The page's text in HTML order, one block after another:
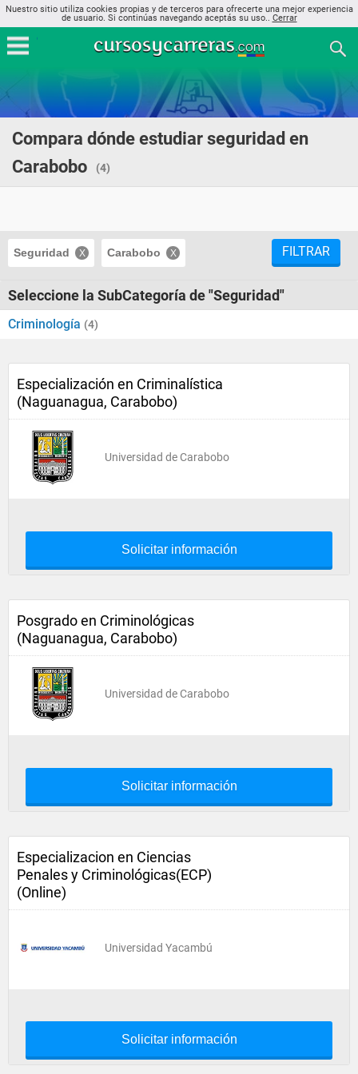
Nuestro sitio utiliza cookies propias y de terceros para ofrecerte una mejor experiencia
de usuario. Si continúas navegando aceptás su uso.. Cerrar
Compara dónde estudiar seguridad en
Carabobo
(4)
Seguridad Carabobo FILTRAR
Seleccione la SubCategoría de "Seguridad"
Criminología (4)
Especialización en Criminalística
(Naguanagua, Carabobo)
Universidad de Carabobo
Solicitar información
Posgrado en Criminológicas
(Naguanagua, Carabobo)
Universidad de Carabobo
Solicitar información
Especializacion en Ciencias
Penales y Criminológicas(ECP)
(Online)
Universidad Yacambú
Solicitar información